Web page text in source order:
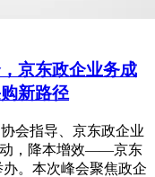
京东政企业务成
新路径
会指导、京东政企业
动，降本增效——京东
。本次峰会聚焦政企